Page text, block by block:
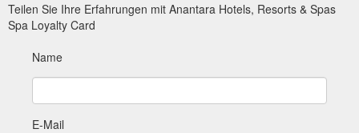
Teilen Sie Ihre Erfahrungen mit Anantara Hotels, Resorts & Spas
Spa Loyalty Card
Name
E-Mail